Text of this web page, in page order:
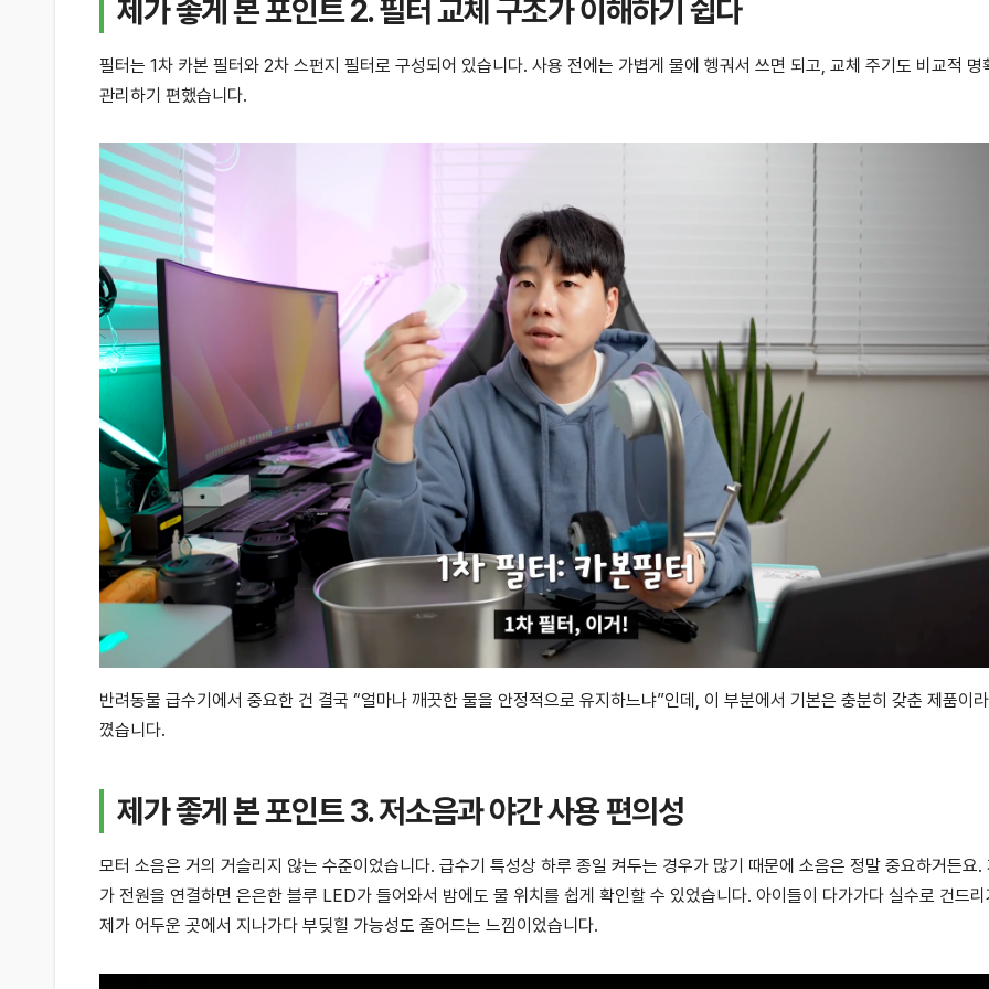
제가 좋게 본 포인트 2. 필터 교체 구조가 이해하기 쉽다
필터는 1차 카본 필터와 2차 스펀지 필터로 구성되어 있습니다. 사용 전에는 가볍게 물에 헹궈서 쓰면 되고, 교체 주기도 비교적 명
관리하기 편했습니다.
반려동물 급수기에서 중요한 건 결국 “얼마나 깨끗한 물을 안정적으로 유지하느냐”인데, 이 부분에서 기본은 충분히 갖춘 제품이
꼈습니다.
제가 좋게 본 포인트 3. 저소음과 야간 사용 편의성
모터 소음은 거의 거슬리지 않는 수준이었습니다. 급수기 특성상 하루 종일 켜두는 경우가 많기 때문에 소음은 정말 중요하거든요.
가 전원을 연결하면 은은한 블루 LED가 들어와서 밤에도 물 위치를 쉽게 확인할 수 있었습니다. 아이들이 다가가다 실수로 건드
제가 어두운 곳에서 지나가다 부딪힐 가능성도 줄어드는 느낌이었습니다.